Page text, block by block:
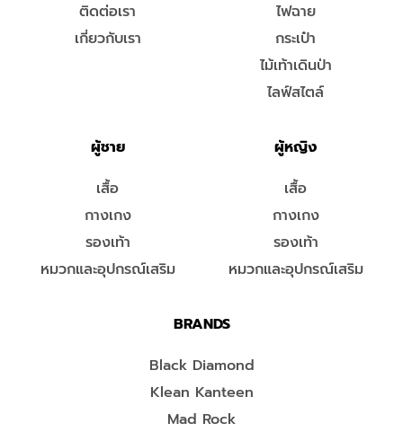
ติดต่อเรา
เกี่ยวกับเรา
ไฟฉาย
กระเป๋า
ไม้เท้าเดินป่า
ไลฟ์สไตล์
ผู้ชาย
เสื้อ
กางเกง
รองเท้า
หมวกและอุปกรณ์เสริม
ผู้หญิง
เสื้อ
กางเกง
รองเท้า
หมวกและอุปกรณ์เสริม
BRANDS
Black Diamond
Klean Kanteen
Mad Rock